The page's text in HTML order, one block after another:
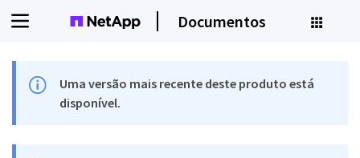
Documentos
Uma versão mais recente deste produto está
disponível.